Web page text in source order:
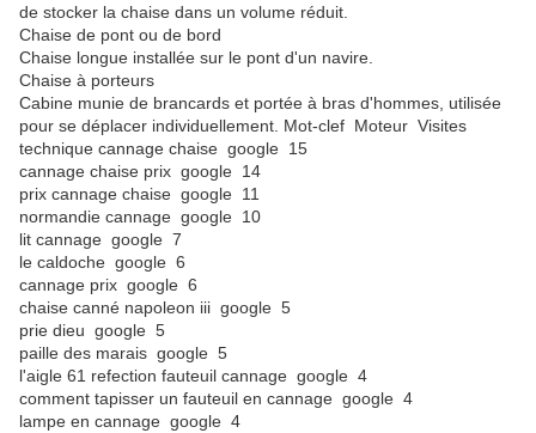
de stocker la chaise dans un volume réduit.
Chaise de pont ou de bord
Chaise longue installée sur le pont d'un navire.
Chaise à porteurs
Cabine munie de brancards et portée à bras d'hommes, utilisée
pour se déplacer individuellement. Mot-clef Moteur Visites
technique cannage chaise google 15
cannage chaise prix google 14
prix cannage chaise google 11
normandie cannage google 10
lit cannage google 7
le caldoche google 6
cannage prix google 6
chaise canné napoleon iii google 5
prie dieu google 5
paille des marais google 5
l'aigle 61 refection fauteuil cannage google 4
comment tapisser un fauteuil en cannage google 4
lampe en cannage google 4